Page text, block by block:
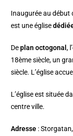
Inaugurée au début
est une église
Deplan octogonal,
18ème siècle, un
siècle. L’église
L’église est située
centre ville.
Adresse :